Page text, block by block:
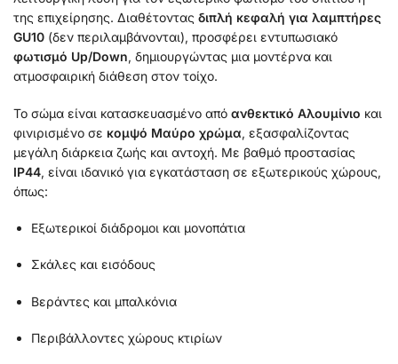
της επιχείρησης. Διαθέτοντας διπλή κεφαλή για λαμπτήρες
GU10 (δεν περιλαμβάνονται), προσφέρει εντυπωσιακό
φωτισμό Up/Down, δημιουργώντας μια μοντέρνα και
ατμοσφαιρική διάθεση στον τοίχο.
Το σώμα είναι κατασκευασμένο από ανθεκτικό Αλουμίνιο και
φινιρισμένο σε κομψό Μαύρο χρώμα, εξασφαλίζοντας
μεγάλη διάρκεια ζωής και αντοχή. Με βαθμό προστασίας
IP44, είναι ιδανικό για εγκατάσταση σε εξωτερικούς χώρους,
όπως:
Εξωτερικοί διάδρομοι και μονοπάτια
Σκάλες και εισόδους
Βεράντες και μπαλκόνια
Περιβάλλοντες χώρους κτιρίων